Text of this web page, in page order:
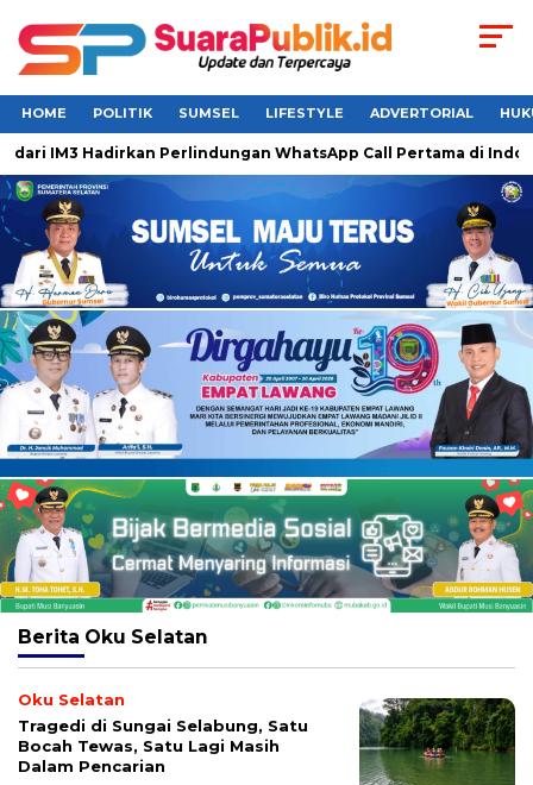
HOME POLITIK SUMSEL LIFESTYLE ADVERTORIAL
Hadirkan Perlindungan WhatsApp Call Pertama di Indonesia
Berita Oku Selatan
Oku Selatan
Tragedi di Sungai Selabung, Satu
Bocah Tewas, Satu Lagi Masih
Dalam Pencarian